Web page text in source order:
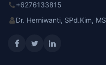
+6276133815
Dr. Herniwanti, SPd.Kim, MS